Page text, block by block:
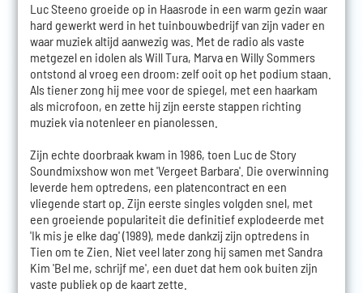
Luc Steeno groeide op in Haasrode in een warm gezin waar
hard gewerkt werd in het tuinbouwbedrijf van zijn vader en
waar muziek altijd aanwezig was. Met de radio als vaste
metgezel en idolen als Will Tura, Marva en Willy Sommers
ontstond al vroeg een droom: zelf ooit op het podium staan.
Als tiener zong hij mee voor de spiegel, met een haarkam
als microfoon, en zette hij zijn eerste stappen richting
muziek via notenleer en pianolessen.
Zijn echte doorbraak kwam in 1986, toen Luc de Story
Soundmixshow won met 'Vergeet Barbara'. Die overwinning
leverde hem optredens, een platencontract en een
vliegende start op. Zijn eerste singles volgden snel, met
een groeiende populariteit die definitief explodeerde met
'Ik mis je elke dag' (1989), mede dankzij zijn optredens in
Tien om te Zien. Niet veel later zong hij samen met Sandra
Kim 'Bel me, schrijf me', een duet dat hem ook buiten zijn
vaste publiek op de kaart zette.